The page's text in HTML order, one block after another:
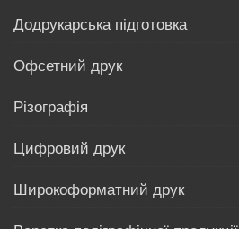
Додрукарська підготовка
Офсетний друк
Різографія
Цифровий друк
Широкоформатний друк